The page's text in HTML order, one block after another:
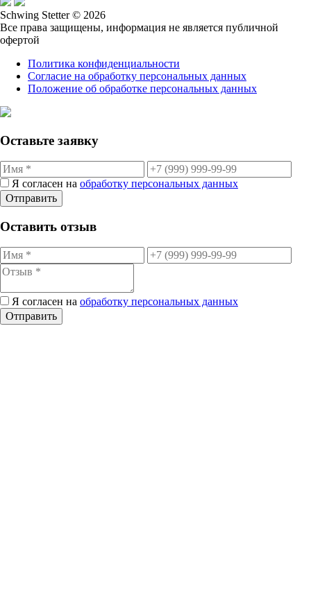
Schwing Stetter © 2026
Все права защищены, информация не является публичной
офертой
Политика конфиденциальности
Согласие на обработку персональных данных
Положение об обработке персональных данных
Оставьте заявку
Я согласен на обработку персональных данных
Отправить
Оставить отзыв
Я согласен на обработку персональных данных
Отправить